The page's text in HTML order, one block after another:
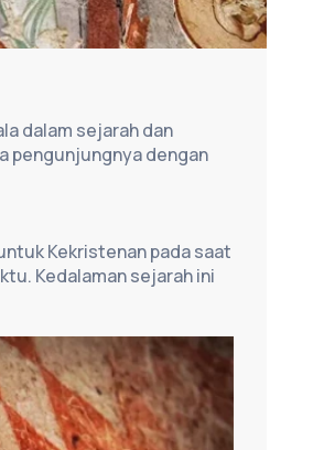
dalam sejarah dan
pengunjungnya dengan
Kekristenan pada saat
Kedalaman sejarah ini